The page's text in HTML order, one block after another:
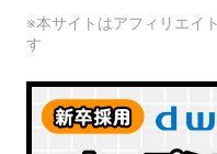
※本サイトはアフィリエイ
す